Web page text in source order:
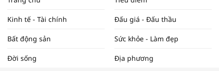
ĐẬP THỊ TRƯỜNG #62
Tọa đàm “Xúc tiến thương mại: Khơi
Kinh tế - Tài chính Đấu giá - Đấu thầu
Bất động sản Sức khỏe - Làm đẹp
Đời sống Địa phương